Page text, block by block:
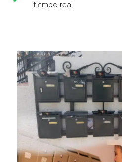
tiempo real.